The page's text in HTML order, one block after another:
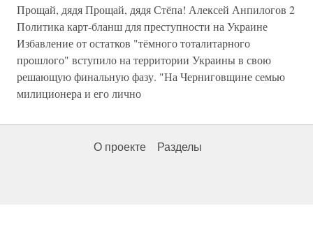
Прощай, дядя Прощай, дядя Стёпа! Алексей Анпилогов 2
Политика карт-бланш для преступности на Украине
Избавление от остатков "тёмного тоталитарного
прошлого" вступило на территории Украины в свою
решающую финальную фазу. "На Черниговщине семью
милиционера и его лично
О проекте Разделы